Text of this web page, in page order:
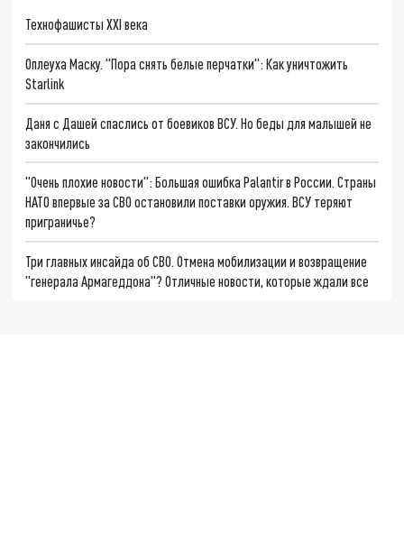
Технофашисты XXI века
Оплеуха Маску. "Пора снять белые перчатки": Как уничтожить
Starlink
Даня с Дашей спаслись от боевиков ВСУ. Но беды для малышей не
закончились
"Очень плохие новости": Большая ошибка Palantir в России. Страны
НАТО впервые за СВО остановили поставки оружия. ВСУ теряют
приграничье?
Три главных инсайда об СВО. Отмена мобилизации и возвращение
"генерала Армагеддона"? Отличные новости, которые ждали все